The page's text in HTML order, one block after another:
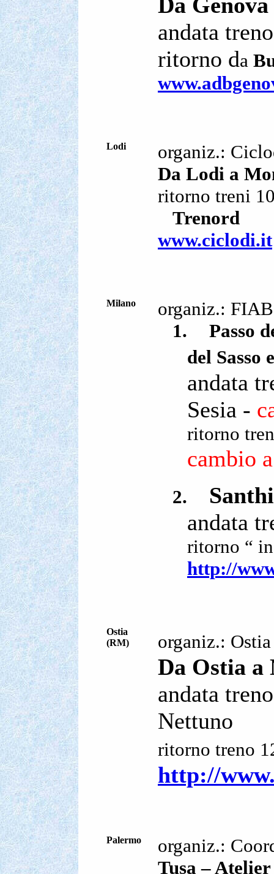
andata
ritorno da
Lodi
organiz.:
Da Lodi a
ritorno treni
Trenord
www.ciclodi.it
Milano
organiz.:
1.
Passo
del Sasso
andata
Sesia -
ritorno
cambio
2.
andata
ritorno “
http://
Ostia
(RM)
organiz.:
Da Ostia a
andata
Nettuno
ritorno treno
http://
Palermo
organiz.:
Tusa –